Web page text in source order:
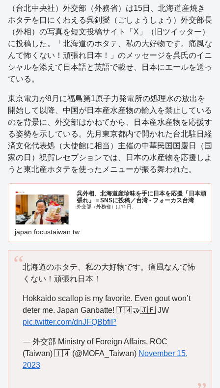
（台北中央社）外交部（外務省）は15日、北海道産焼き
ホタテを口にくわえる呉釗燮（ごしょうしょう）外交部長
（外相）の写真を短文投稿サイト「X」（旧ツイッター）
に投稿した。「北海道のホタテ、私の大好物です。痛風な
んて怖くない！頑張れ日本！」のメッセージを呉氏のイニ
シャルを添えて日本語と英語で載せ、日本にエールを送っ
ている。
東京電力が8月に福島第1原子力発電所の処理水の放出を
開始して以降、中国が日本産水産物の輸入を禁止している
のを背景に、外交部はかねてから、日本産水産物を応援す
る姿勢を示している。先月東京都内で開かれた台北駐日経
済文化代表処（大使館に相当）主催の中華民国国慶日（国
家の日）祝賀レセプションでは、日本の水産物を応援しよ
うと東北産ホタテを使ったメニューが振る舞われた。
呉外相、北海道産珍味を手に日本を応援「日本頑
張れ」＝SNSに投稿／台湾 - フォーカス台湾
外交部（外務省）は15日、…
japan.focustaiwan.tw
北海道のホタテ、私の大好物です。痛風なんて怖
くない！頑張れ日本！
Hokkaido scallop is my favorite. Even gout won’t
deter me. Japan Ganbatte! 🇹🇼🤝🇯🇵 JW
pic.twitter.com/dnJFQBbfiP
— 外交部 Ministry of Foreign Affairs, ROC
(Taiwan) 🇹🇼 (@MOFA_Taiwan) November 15,
2023